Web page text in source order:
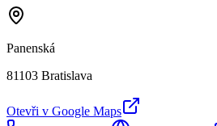
Panenská
81103 Bratislava
Otevři v Google Maps